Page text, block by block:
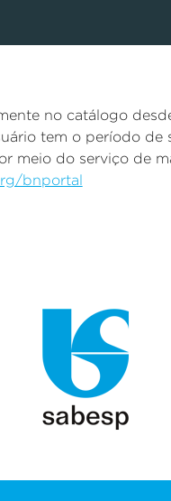
no catálogo
tem o período de
meio do serviço de
bnportal